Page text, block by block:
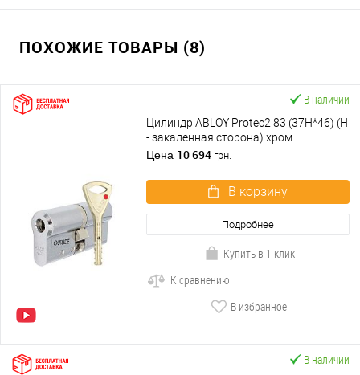
ПОХОЖИЕ ТОВАРЫ (8)
В наличии
Цилиндр ABLOY Protec2 83 (37H*46) (H
- закаленная сторона) хром
полированный
Цена 10 694 грн.
В корзину
Подробнее
Купить в 1 клик
К сравнению
В избранное
В наличии